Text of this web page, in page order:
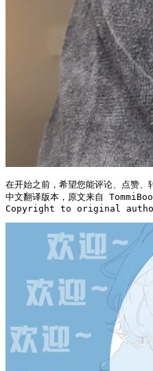
在开始之前，希望您能评论、点赞、
中文翻译版本，原文来自
Copyright to original